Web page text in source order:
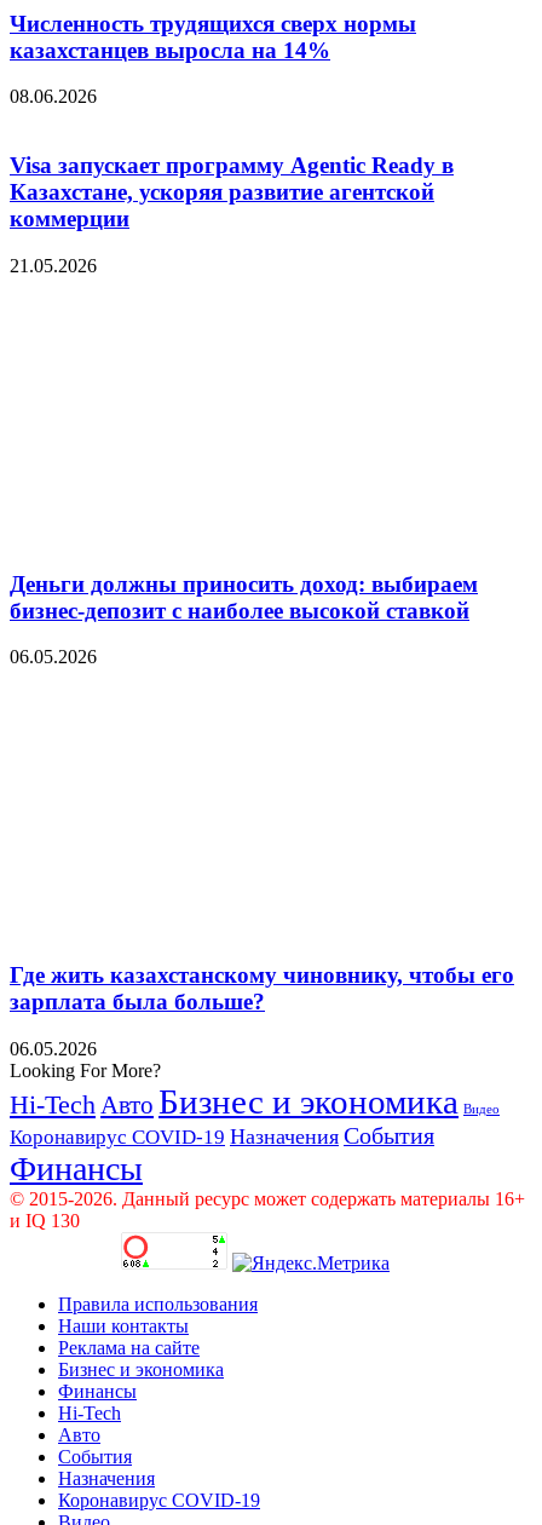
Численность трудящихся сверх нормы
казахстанцев выросла на 14%
08.06.2026
Visa запускает программу Agentic Ready в
Казахстане, ускоряя развитие агентской
коммерции
21.05.2026
Деньги должны приносить доход: выбираем
бизнес-депозит с наиболее высокой ставкой
06.05.2026
Где жить казахстанскому чиновнику, чтобы его
зарплата была больше?
06.05.2026
Looking For More?
Hi-Tech Авто Бизнес и экономика Видео
Коронавирус COVID-19 Назначения События
Финансы
© 2015-2026. Данный ресурс может содержать материалы 16+
и IQ 130
Правила использования
Наши контакты
Реклама на сайте
Бизнес и экономика
Финансы
Hi-Tech
Авто
События
Назначения
Коронавирус COVID-19